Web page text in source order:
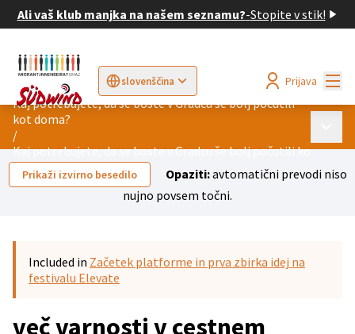
Ali vaš klub manjka na našem seznamu?-Stopite v stik!
slovenščina
Sprache wählen Choose language Elegir el idioma
Prijava
Kaj potrebujete, da se boste v Gradcu še bolj počutili
kot doma?
/
Kaj potrebujete, da se boste v Gradcu še bolj počutili kot doma?
Prikaži izvirno besedilo Opaziti:avtomatični prevodi niso
nujno povsem točni.
Included in Začetek platforme in prva zbirka idej na
festivalu Elevate
več varnosti v cestnem